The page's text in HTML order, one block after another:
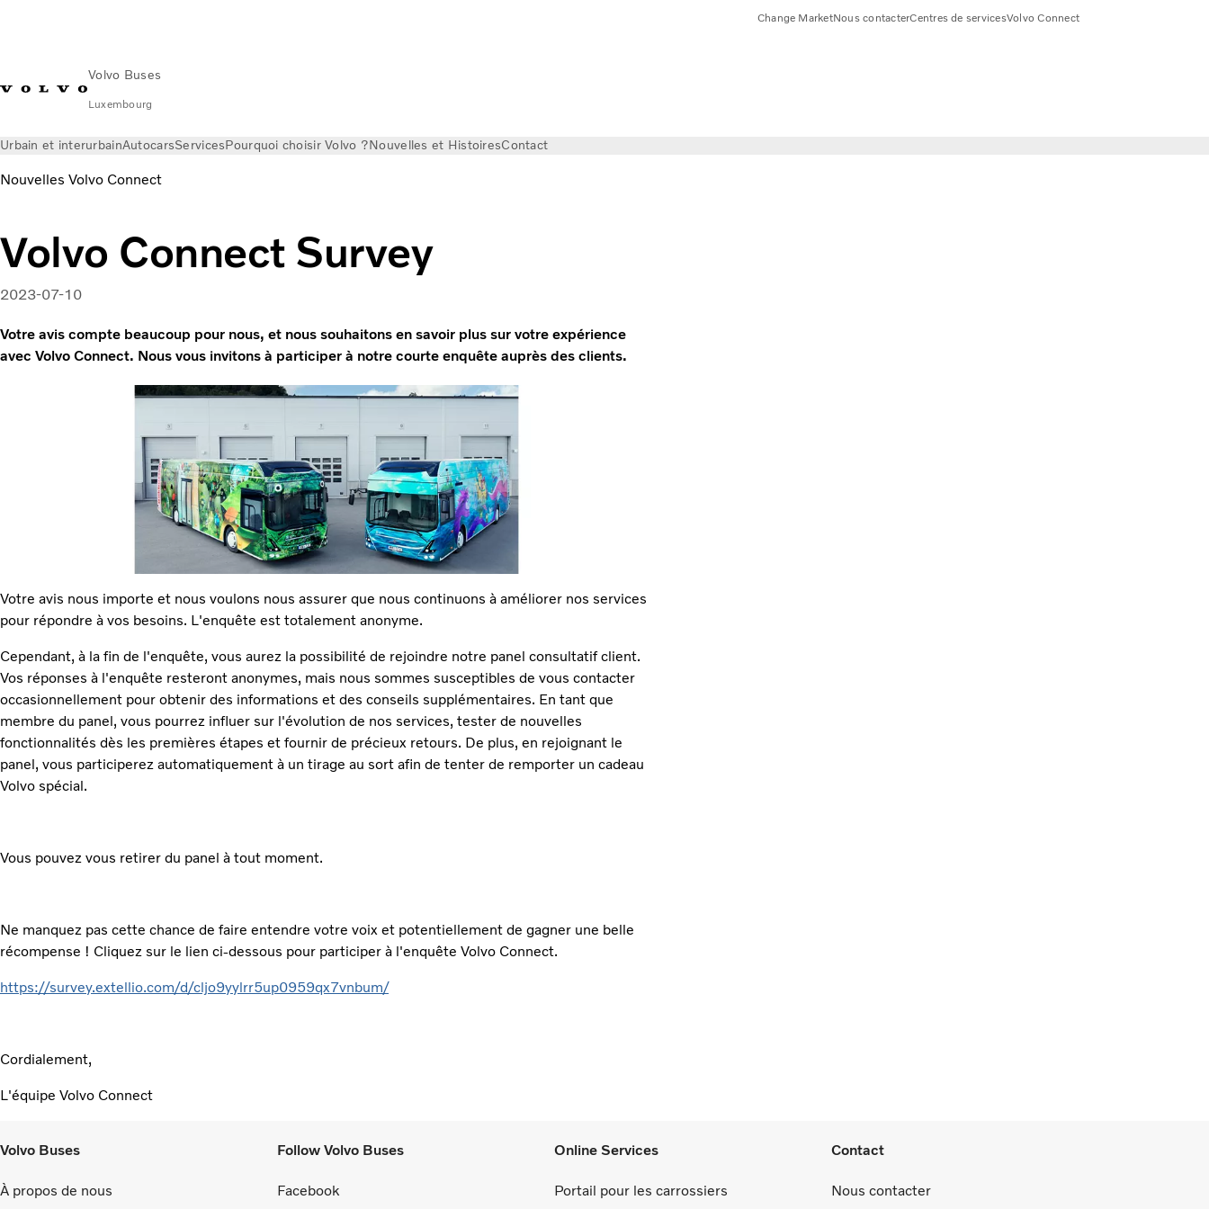
Volvo Buses
Luxembourg
Change MarketNous contacterCentres de servicesVolvo Connect
Urbain et interurbainAutocarsServicesPourquoi choisir Volvo ?Nouvelles et HistoiresContact
Nouvelles Volvo Connect
Volvo Connect Survey
2023-07-10
Votre avis compte beaucoup pour nous, et nous souhaitons en savoir plus sur votre expérience
avec Volvo Connect. Nous vous invitons à participer à notre courte enquête auprès des clients.
Votre avis nous importe et nous voulons nous assurer que nous continuons à améliorer nos services
pour répondre à vos besoins. L'enquête est totalement anonyme.
Cependant, à la fin de l'enquête, vous aurez la possibilité de rejoindre notre panel consultatif client.
Vos réponses à l'enquête resteront anonymes, mais nous sommes susceptibles de vous contacter
occasionnellement pour obtenir des informations et des conseils supplémentaires. En tant que
membre du panel, vous pourrez influer sur l'évolution de nos services, tester de nouvelles
fonctionnalités dès les premières étapes et fournir de précieux retours. De plus, en rejoignant le
panel, vous participerez automatiquement à un tirage au sort afin de tenter de remporter un cadeau
Volvo spécial.
Vous pouvez vous retirer du panel à tout moment.
Ne manquez pas cette chance de faire entendre votre voix et potentiellement de gagner une belle
récompense ! Cliquez sur le lien ci-dessous pour participer à l'enquête Volvo Connect.
https://survey.extellio.com/d/cljo9yylrr5up0959qx7vnbum/
Cordialement,
L'équipe Volvo Connect
Volvo Buses
À propos de nous
Follow Volvo Buses
Facebook
Online Services
Portail pour les carrossiers
Contact
Nous contacter